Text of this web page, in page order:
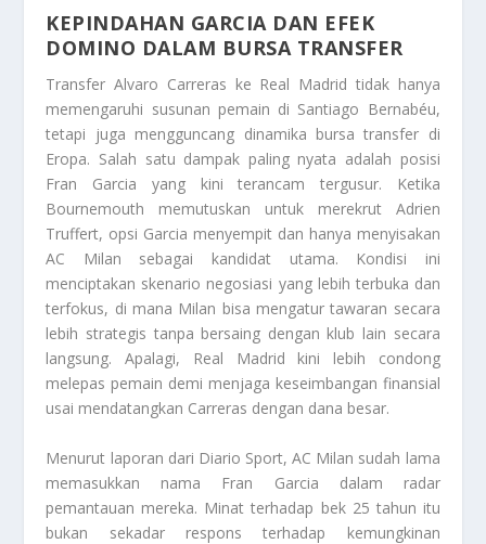
KEPINDAHAN GARCIA DAN EFEK
DOMINO DALAM BURSA TRANSFER
Transfer Alvaro Carreras ke Real Madrid tidak hanya
memengaruhi susunan pemain di Santiago Bernabéu,
tetapi juga mengguncang dinamika bursa transfer di
Eropa. Salah satu dampak paling nyata adalah posisi
Fran Garcia yang kini terancam tergusur. Ketika
Bournemouth memutuskan untuk merekrut Adrien
Truffert, opsi Garcia menyempit dan hanya menyisakan
AC Milan sebagai kandidat utama. Kondisi ini
menciptakan skenario negosiasi yang lebih terbuka dan
terfokus, di mana Milan bisa mengatur tawaran secara
lebih strategis tanpa bersaing dengan klub lain secara
langsung. Apalagi, Real Madrid kini lebih condong
melepas pemain demi menjaga keseimbangan finansial
usai mendatangkan Carreras dengan dana besar.
Menurut laporan dari Diario Sport, AC Milan sudah lama
memasukkan nama Fran Garcia dalam radar
pemantauan mereka. Minat terhadap bek 25 tahun itu
bukan sekadar respons terhadap kemungkinan